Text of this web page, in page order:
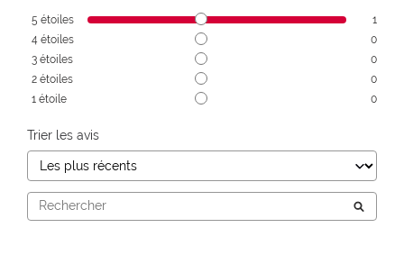
5 étoiles
1
4 étoiles
0
3 étoiles
0
2 étoiles
0
1 étoile 0
Trier les avis